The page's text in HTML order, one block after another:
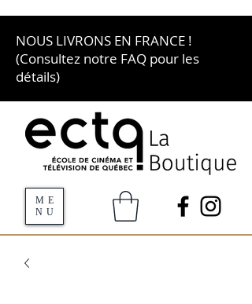
NOUS LIVRONS EN FRANCE !
(Consultez notre FAQ pour les
détails)
ME
NU